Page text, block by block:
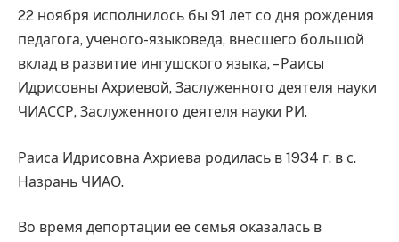
22 ноября исполнилось бы 91 лет со дня рождения
педагога, ученого-языковеда, внесшего большой
вклад в развитие ингушского языка, – Раисы
Идрисовны Ахриевой, Заслуженного деятеля науки
ЧИАССР, Заслуженного деятеля науки РИ.
Раиса Идрисовна Ахриева родилась в 1934 г. в с.
Назрань ЧИАО.
Во время депортации ее семья оказалась в